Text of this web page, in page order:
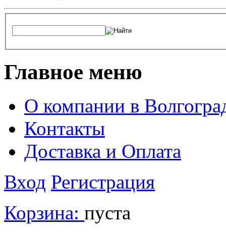
Главное меню
О компании в
Контакты
Доставка и Оплата
Вход Регистрация
Корзина: пуста